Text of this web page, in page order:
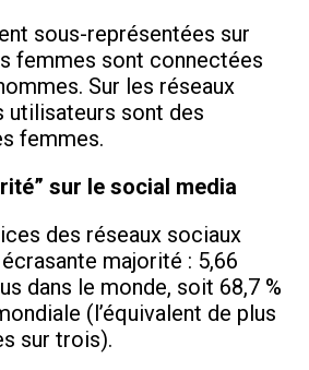
sous-représentées sur
femmes sont connectées
Sur les réseaux
utilisateurs sont des
femmes.
sur le social media
des réseaux sociaux
majorité : 5,66
dans le monde, soit 68,7 %
(l’équivalent de plus
sur trois).